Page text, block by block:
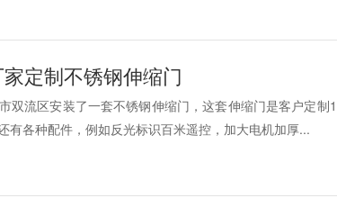
定制不锈钢伸缩门
双流区安装了一套不锈钢伸缩门，这套伸缩门是客户定制
有各种配件，例如反光标识百米遥控，加大电机加厚...